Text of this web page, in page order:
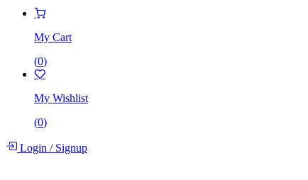
My Cart
(0)
My Wishlist
(0)
Login /Signup